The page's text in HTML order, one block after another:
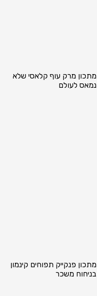
מתכון מרק עוף קלאסי שלא
נמאס לעולם
מתכון פנקייק תפוחים קינמון
בניחוח משכר